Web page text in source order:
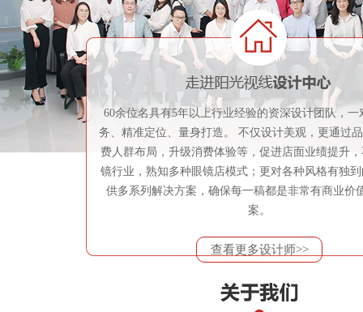
60余位名具有5年以上行业经验的资深设计团队，一
务、精准定位、量身打造。 不仅设计美观，更通过
费人群布局，升级消费体验等，促进店面业绩提升
镜行业，熟知多种眼镜店模式；更对各种风格有独
供多系列解决方案，确保每一稿都是非常有商业价
案。
查看更多设计师>>